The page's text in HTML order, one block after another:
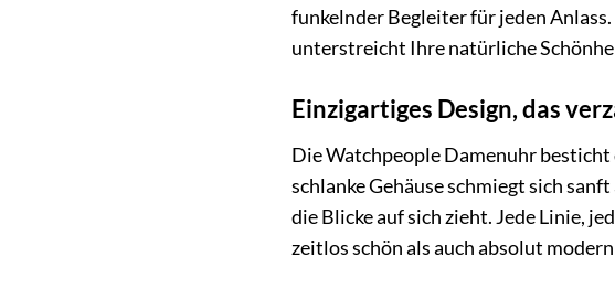
funkelnder Begleiter für jeden
unterstreicht Ihre natürliche
Einzigartiges Design, das
Die Watchpeople Damenuhr
schlanke Gehäuse schmiegt sich
die Blicke auf sich zieht. Jede Linie,
zeitlos schön als auch absolut